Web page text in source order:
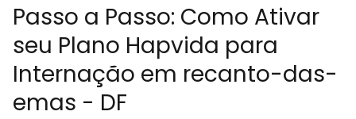
Passo a Passo: Como Ativar
seu Plano Hapvida para
Internação em recanto-das-
emas - DF